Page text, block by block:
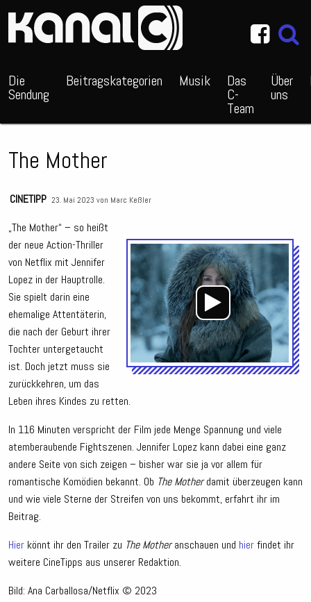
Die
Sendung
Beitragskategorien Musik Das
C-
Team
Über
uns
The Mother
CINETIPP 23. Mai 2023 von Marc Keßler
„The Mother“ – so heißt
der neue Action-Thriller
von Netflix mit Jennifer
Lopez in der Hauptrolle.
Sie spielt darin eine
ehemalige Attentäterin,
die nach der Geburt ihrer
Tochter untergetaucht
ist. Doch jetzt muss sie
zurückkehren, um das
Leben ihres Kindes zu retten.
In 116 Minuten verspricht der Film jede Menge Spannung und viele
atemberaubende Fightszenen. Jennifer Lopez kann dabei eine ganz
andere Seite von sich zeigen – bisher war sie ja vor allem für
romantische Komödien bekannt. Ob The Motherdamit überzeugen kann
und wie viele Sterne der Streifen von uns bekommt, erfahrt ihr im
Beitrag.
Hier könnt ihr den Trailer zu The Motheranschauen und hierfindet ihr
weitere CineTipps aus unserer Redaktion.
Bild: Ana Carballosa/Netflix © 2023